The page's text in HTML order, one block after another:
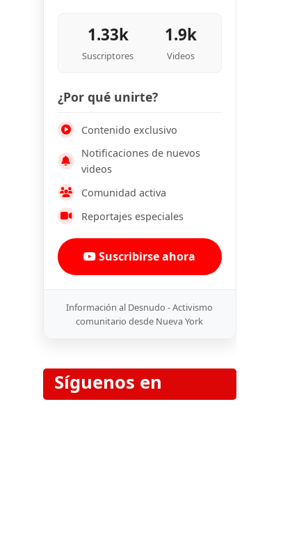
1.33k
Suscriptores
1.9k
Videos
¿Por qué unirte?
Contenido exclusivo
Notificaciones de nuevos
videos
Comunidad activa
Reportajes especiales
Suscribirse ahora
Información al Desnudo - Activismo
comunitario desde Nueva York
Síguenos en